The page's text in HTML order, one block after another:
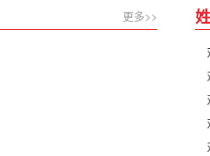
更多>>